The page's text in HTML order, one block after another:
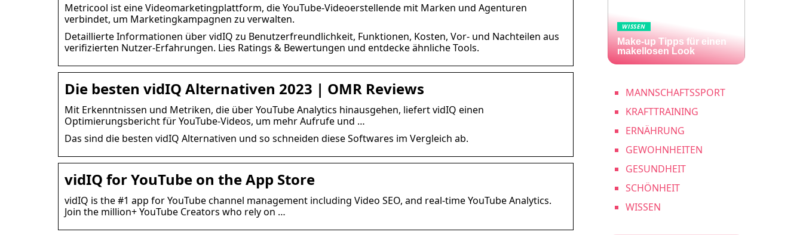
Metricool ist eine Videomarketingplattform, die YouTube-Videoerstellende mit Marken und Agenturen
verbindet, um Marketingkampagnen zu verwalten.
Detaillierte Informationen über vidIQ zu Benutzerfreundlichkeit, Funktionen, Kosten, Vor- und Nachteilen aus
verifizierten Nutzer-Erfahrungen. Lies Ratings & Bewertungen und entdecke ähnliche Tools.
Die besten vidIQ Alternativen 2023 | OMR Reviews
Mit Erkenntnissen und Metriken, die über YouTube Analytics hinausgehen, liefert vidIQ einen
Optimierungsbericht für YouTube-Videos, um mehr Aufrufe und …
Das sind die besten vidIQ Alternativen und so schneiden diese Softwares im Vergleich ab.
vidIQ for YouTube on the App Store
vidIQ is the #1 app for YouTube channel management including Video SEO, and real-time YouTube Analytics.
Join the million+ YouTube Creators who rely on …
WISSEN
Make-up Tipps für einen
makellosen Look
MANNSCHAFTSSPORT
KRAFTTRAINING
ERNÄHRUNG
GEWOHNHEITEN
GESUNDHEIT
SCHÖNHEIT
WISSEN